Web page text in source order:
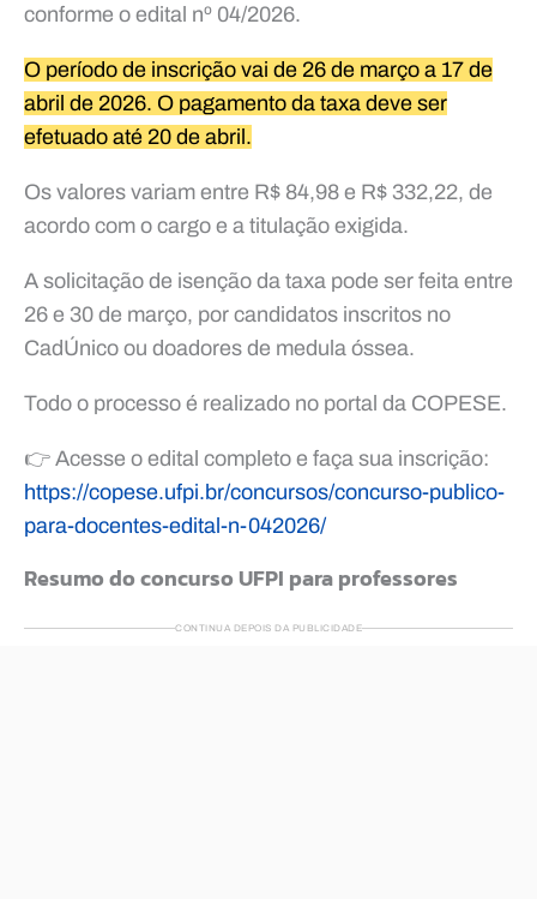
conforme o edital nº 04/2026.
O período de inscrição vai de 26 de março a 17 de
abril de 2026. O pagamento da taxa deve ser
efetuado até 20 de abril.
Os valores variam entre R$ 84,98 e R$ 332,22, de
acordo com o cargo e a titulação exigida.
A solicitação de isenção da taxa pode ser feita entre
26 e 30 de março, por candidatos inscritos no
CadÚnico ou doadores de medula óssea.
Todo o processo é realizado no portal da COPESE.
👉 Acesse o edital completo e faça sua inscrição:
https://copese.ufpi.br/concursos/concurso-publico-
para-docentes-edital-n-042026/
Resumo do concurso UFPI para professores
CONTINUA DEPOIS DA PUBLICIDADE